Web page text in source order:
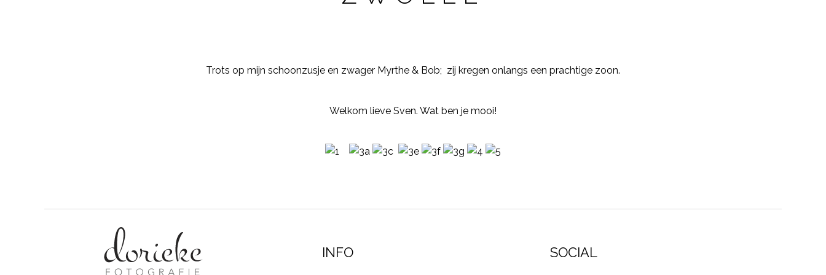
Trots op mijn schoonzusje en zwager Myrthe & Bob; zij kregen onlangs een prachtige zoon.
Welkom lieve Sven. Wat ben je mooi!
INFO SOCIAL